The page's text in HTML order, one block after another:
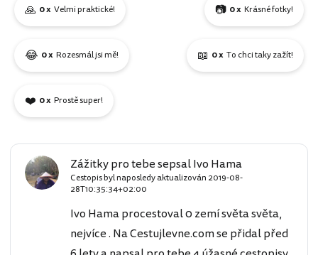
🙏 0 x Velmi praktické! 📷 0 x Krásné fotky!
😂 0 x Rozesmál jsi mě! 📖 0 x To chci taky zažít!
❤️ 0 x Prostě super!
Zážitky pro tebe sepsal Ivo Hama
Cestopis byl naposledy aktualizován 2019-08-
28T10:35:34+02:00
Ivo Hama procestoval 0 zemí světa světa,
nejvíce . Na Cestujlevne.com se přidal před